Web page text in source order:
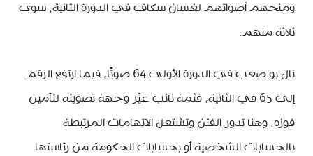
ومنحهم أصواتهم لغسان سكاف في الدورة الثانية، سوى
ثلاثة منهم.
نال بو صعب في الدورة الأولى 64 صوتًا، فيما ارتفع الرقم
إلى 65 في الثانية، فثمة نائب غيّر وجهة تصويته لتأمين
فوزه، وهنا تدور الفتن وتشتعل الاتهامات المرتبطة
بالحسابات الشخصية أو بحسابات الحكومة من رئاستها